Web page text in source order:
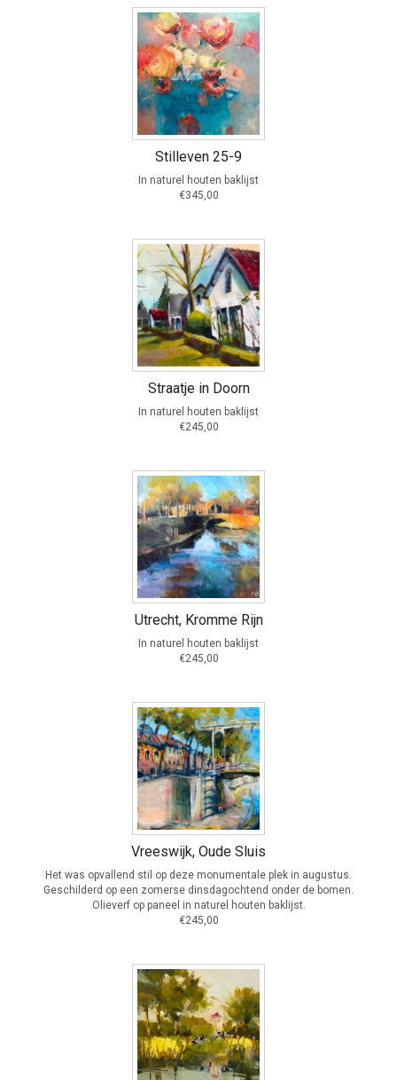
Stilleven 25-9
In naturel houten baklijst
€345,00
Straatje in Doorn
In naturel houten baklijst
€245,00
Utrecht, Kromme Rijn
In naturel houten baklijst
€245,00
Vreeswijk, Oude Sluis
Het was opvallend stil op deze monumentale plek in augustus.
Geschilderd op een zomerse dinsdagochtend onder de bomen.
Olieverf op paneel in naturel houten baklijst.
€245,00